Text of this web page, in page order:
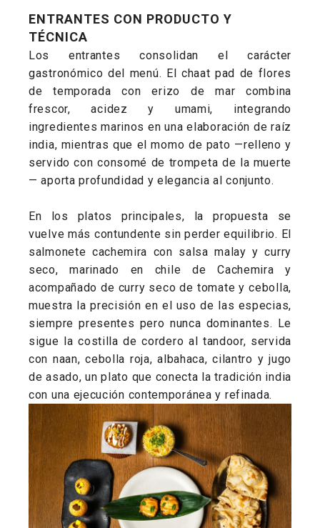
ENTRANTES CON PRODUCTO Y
TÉCNICA
Los entrantes consolidan el carácter
gastronómico del menú. El chaat pad de flores
de temporada con erizo de mar combina
frescor, acidez y umami, integrando
ingredientes marinos en una elaboración de raíz
india, mientras que el momo de pato —relleno y
servido con consomé de trompeta de la muerte
— aporta profundidad y elegancia al conjunto.
En los platos principales, la propuesta se
vuelve más contundente sin perder equilibrio. El
salmonete cachemira con salsa malay y curry
seco, marinado en chile de Cachemira y
acompañado de curry seco de tomate y cebolla,
muestra la precisión en el uso de las especias,
siempre presentes pero nunca dominantes. Le
sigue la costilla de cordero al tandoor, servida
con naan, cebolla roja, albahaca, cilantro y jugo
de asado, un plato que conecta la tradición india
con una ejecución contemporánea y refinada.